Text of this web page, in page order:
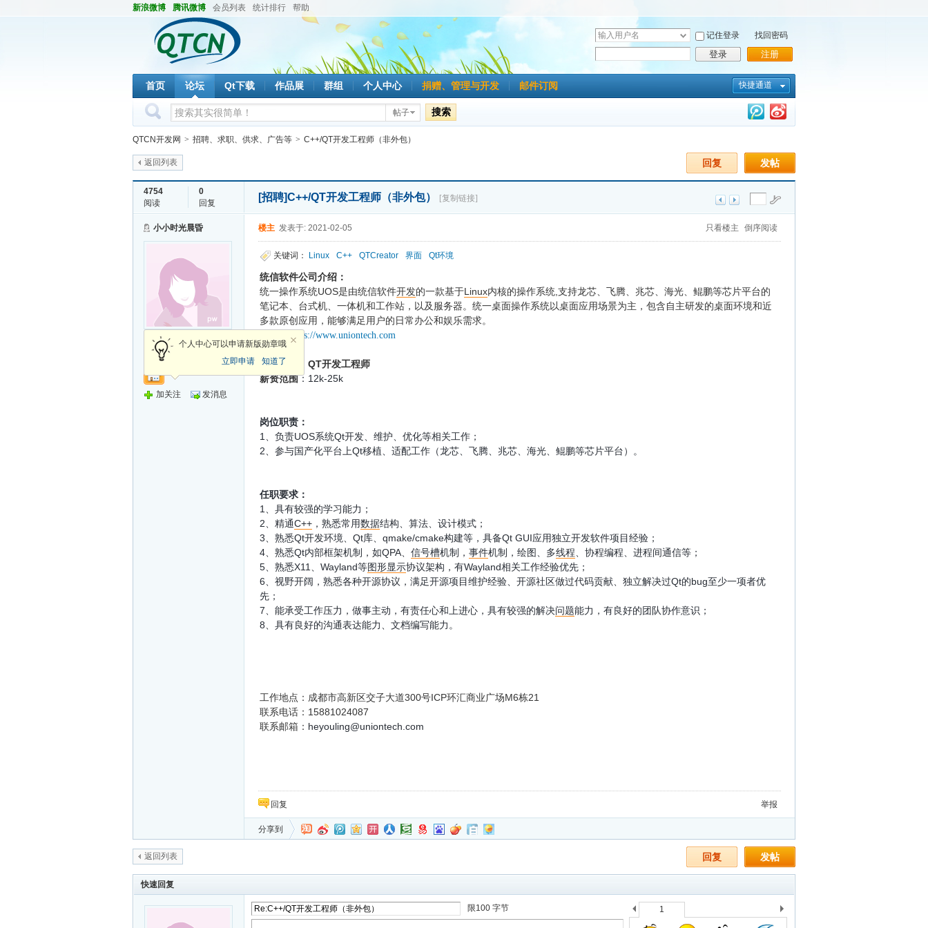
新浪微博 腾讯微博 会员列表 统计排行 帮助
用
户
名
记住登录
登录
找回密码
注册
快捷通道
首页 论坛 Qt下载 作品展 群组 个人中心 捐赠、管理与开发 邮件订阅
帖子 搜索
QTCN开发网 > 招聘、求职、供求、广告等 > C++/QT开发工程师（非外包）
发帖
回复
返回列表
4754
阅读
0
回复
[招聘]C++/QT开发工程师（非外包） [复制链接]
小小时光晨昏
新手上路
个人中心可以申请新版勋章哦
立即申请
知道了
加关注 发消息
只看楼主 倒序阅读
楼主 发表于: 2021-02-05
关键词： Linux C++ QTCreator 界面 Qt环境
统信软件公司介绍：
统一操作系统UOS是由统信软件开发的一款基于Linux内核的操作系统 支持龙芯、飞腾、兆芯、海光、鲲鹏等芯片平台的
笔记本、台式机、一体机和工作站，以及服务器。统一桌面操作系统以桌面应用场景为主，包含自主研发的桌面环境和近
多款原创应用，能够满足用户的日常办公和娱乐需求。
https://www.uniontech.com
招聘岗位：QT开发工程师
薪资范围：12k-25k
岗位职责：
1、负责UOS系统Qt开发、维护、优化等相关工作；
2、参与国产化平台上Qt移植、适配工作（龙芯、飞腾、兆芯、海光、鲲鹏等芯片平台）。
任职要求：
1、具有较强的学习能力；
2、精通C++ ，熟悉常用数据结构、算法、设计模式；
3、熟悉Qt开发环境、Qt库、qmake/cmake构建等，具备Qt GUI应用独立开发软件项目经验；
4、熟悉Qt内部框架机制，如QPA、 信号槽机制， 事件机制，绘图、多线程 、协程编程、进程间通信等；
5、熟悉X11、Wayland等图形显示协议架构，有Wayland相关工作经验优先；
6、视野开阔，熟悉各种开源协议，满足开源项目维护经验、开源社区做过代码贡献、独立解决过Qt的bug至少一项者优
先；
7、能承受工作压力，做事主动，有责任心和上进心，具有较强的解决问题能力，有良好的团队协作意识；
8、具有良好的沟通表达能力、文档编写能力。
工作地点： 成都市高新区交子大道300号ICP环汇商业广场M6栋21
联系电话： 15881024087
联系邮箱： heyouling@uniontech.com
回复 举报
分享到
发帖
回复
返回列表
快速回复
限100 字节
上
下
1